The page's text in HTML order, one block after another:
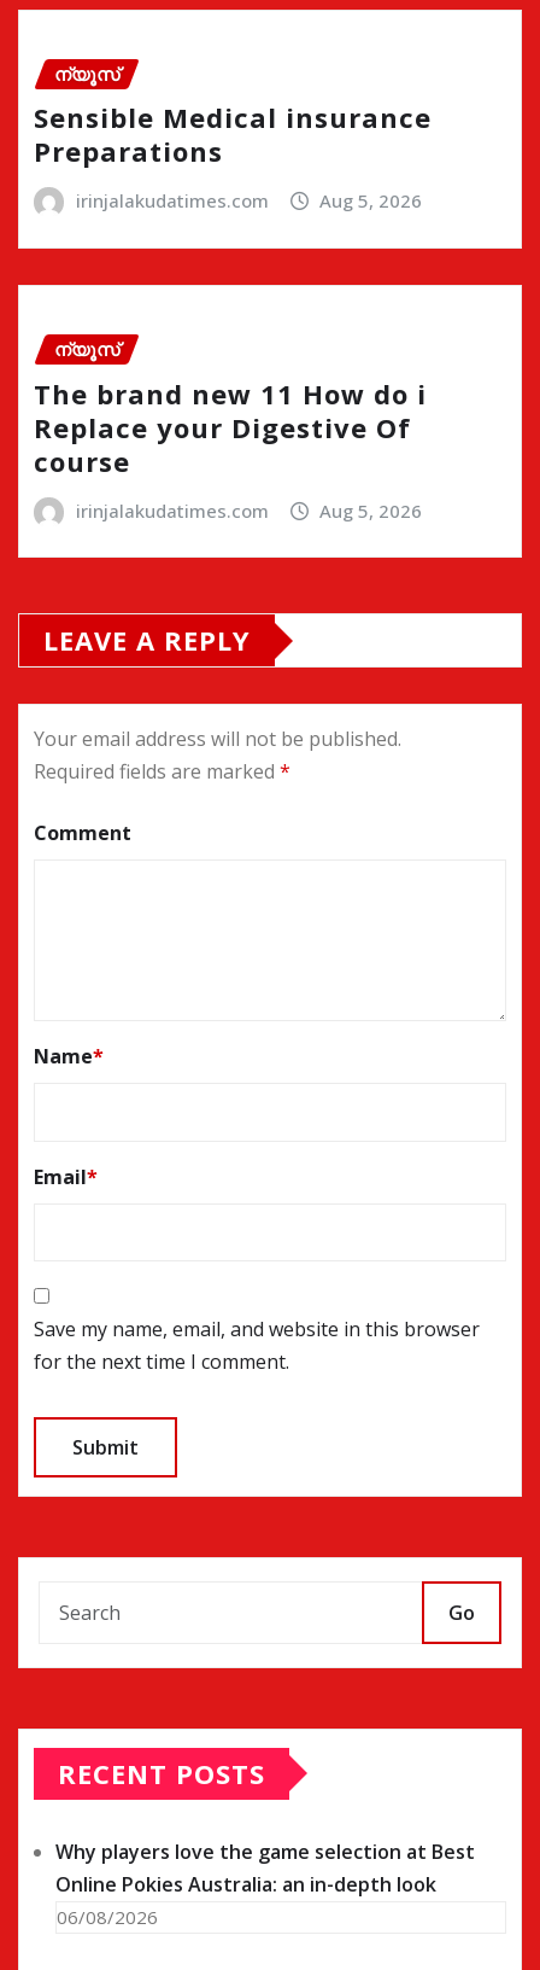
ന്യൂസ്
Sensible Medical insurance
Preparations
irinjalakudatimes.com Aug 5, 2026
ന്യൂസ്
The brand new 11 How do i
Replace your Digestive Of
course
irinjalakudatimes.com Aug 5, 2026
LEAVE A REPLY
Your email address will not be published.
Required fields are marked *
Comment
Name*
Email*
Save my name, email, and website in this browser
for the next time I comment.
Go
RECENT POSTS
Why players love the game selection at Best
Online Pokies Australia: an in-depth look
06/08/2026